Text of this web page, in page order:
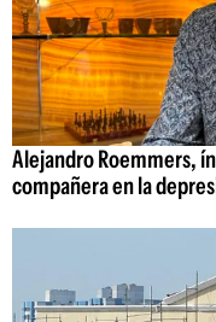
Alejandro Roemmers,
compañera en la